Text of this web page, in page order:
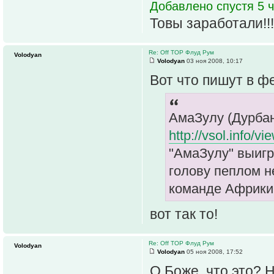
Добавлено спустя 5
Товы заработали!!!
Re: Off TOP Флуд Рум
Volodyan 03 ноя 2008, 10:17
Вот что пишут в
АмаЗулу
http://vsol.info/
"АмаЗулу"
голову пеплом
команде Африки
вот так то!
Volodyan
Re: Off TOP Флуд Рум
Volodyan 05 ноя 2008, 17:52
Volodyan